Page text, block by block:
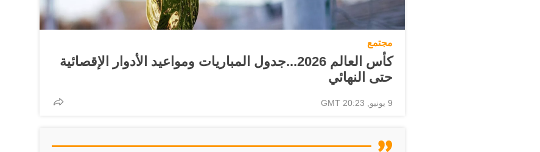
مجتمع
كأس العالم 2026...جدول المباريات ومواعيد الأدوار الإقصائية
حتى النهائي
9 يونيو, 20:23 GMT